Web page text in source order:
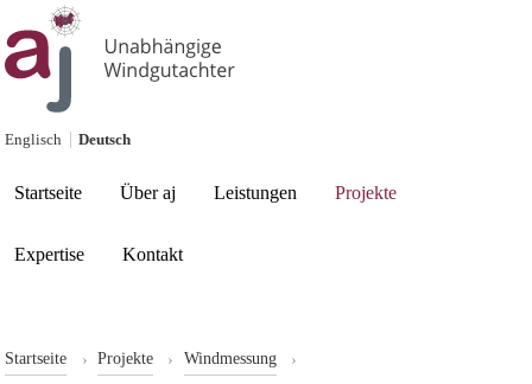
Englisch Deutsch
Startseite Über aj Leistungen Current page:
Projekte
Expertise Kontakt
Startseite Projekte Windmessung